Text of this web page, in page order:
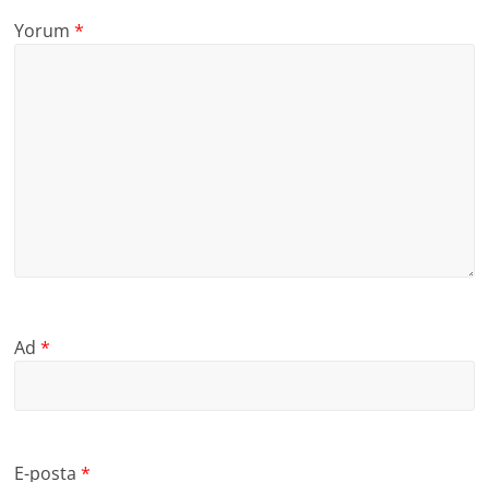
Yorum*
Ad*
E-posta*